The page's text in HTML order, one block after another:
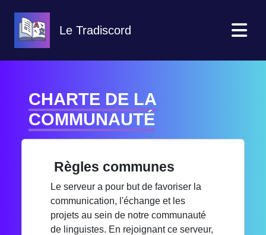
Le Tradiscord
CHARTE DE LA
COMMUNAUTÉ
Règles communes
Le serveur a pour but de favoriser la
communication, l'échange et les
projets au sein de notre communauté
de linguistes. En rejoignant ce serveur,